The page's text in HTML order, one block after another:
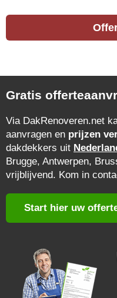
Gratis
Via DakRenoveren.net
aanvragen en prijzen
dakdekkers uit
Brugge, Antwerpen,
vrijblijvend. Kom in
Start hier uw